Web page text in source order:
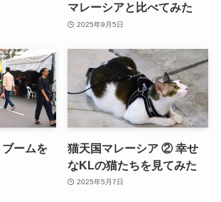
マレーシアと比べてみた
2025年9月5日
ームを
猫天国マレーシア ② 幸せ
なKLの猫たちを見てみた
2025年5月7日